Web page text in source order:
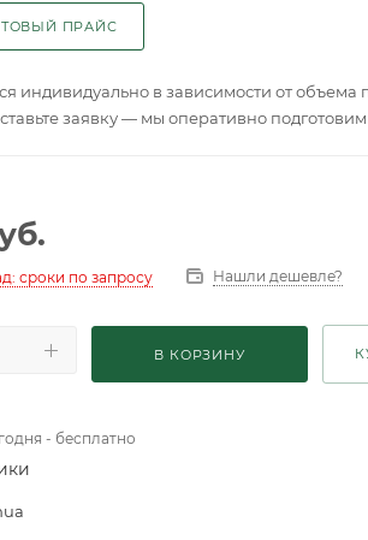
ПРАЙС
индивидуально в зависимости от объема
заявку — мы оперативно подготовим
сроки по запросу Нашли дешевле?
В КОРЗИНУ
- бесплатно